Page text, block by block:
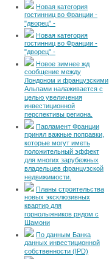
Новая категория
гостинниц во Франции -
"дворец" -
Новая категория
гостинниц во Франции -
"дворец" -
Новое зимнее жд
сообщение между
Лондоном и французскими
Альпами налаживается с
целью увеличения
инвестиционной
перспективы региона.
Парламент Франции
принял важные поправки,
которые могут иметь
положительный эффект
для многих зарубежных
владельцев французской
недвижимости.
Планы строительства
новых эксклюзивных
квартир для
горнолыжников рядом с
Шамони
По данным Банка
данных инвестиционной
собственности (IPD)